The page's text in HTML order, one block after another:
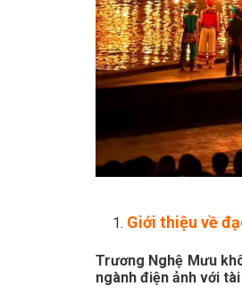
Giới thiệu về
Trương Nghệ Mưu
ngành điện ảnh với